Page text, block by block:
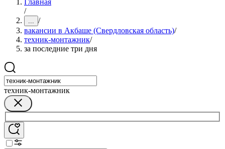
Главная
/
... /
вакансии в Акбаше (Свердловская область)/
техник-монтажник/
за последние три дня
техник-монтажник